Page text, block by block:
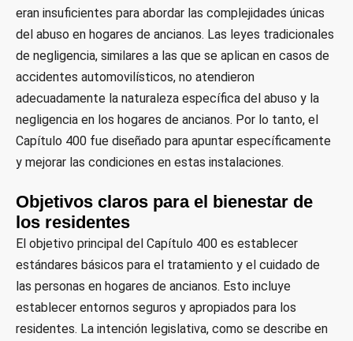
eran insuficientes para abordar las complejidades únicas
del abuso en hogares de ancianos. Las leyes tradicionales
de negligencia, similares a las que se aplican en casos de
accidentes automovilísticos, no atendieron
adecuadamente la naturaleza específica del abuso y la
negligencia en los hogares de ancianos. Por lo tanto, el
Capítulo 400 fue diseñado para apuntar específicamente
y mejorar las condiciones en estas instalaciones.
Objetivos claros para el bienestar de
los residentes
El objetivo principal del Capítulo 400 es establecer
estándares básicos para el tratamiento y el cuidado de
las personas en hogares de ancianos. Esto incluye
establecer entornos seguros y apropiados para los
residentes. La intención legislativa, como se describe en